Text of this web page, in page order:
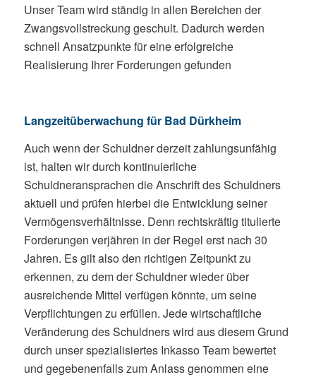
Unser Team wird ständig in allen Bereichen der
Zwangsvollstreckung geschult. Dadurch werden
schnell Ansatzpunkte für eine erfolgreiche
Realisierung Ihrer Forderungen gefunden
Langzeitüberwachung für Bad Dürkheim
Auch wenn der Schuldner derzeit zahlungsunfähig
ist, halten wir durch kontinuierliche
Schuldneransprachen die Anschrift des Schuldners
aktuell und prüfen hierbei die Entwicklung seiner
Vermögensverhältnisse. Denn rechtskräftig titulierte
Forderungen verjähren in der Regel erst nach 30
Jahren. Es gilt also den richtigen Zeitpunkt zu
erkennen, zu dem der Schuldner wieder über
ausreichende Mittel verfügen könnte, um seine
Verpflichtungen zu erfüllen. Jede wirtschaftliche
Veränderung des Schuldners wird aus diesem Grund
durch unser spezialisiertes Inkasso Team bewertet
und gegebenenfalls zum Anlass genommen eine